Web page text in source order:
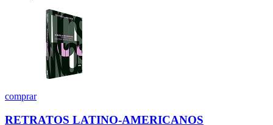
comprar
RETRATOS LATINO-AMERICANOS